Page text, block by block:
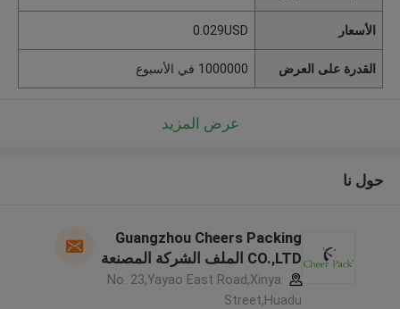
الأسعار 0.029USD
القدرة على العرض 1000000 في الأسبوع
عرض المزيد
حول نا
Guangzhou Cheers Packing
CO.,LTD الملف الشركة المصنعة
No. 23,Yayao East Road,Xinya
Street,Huadu